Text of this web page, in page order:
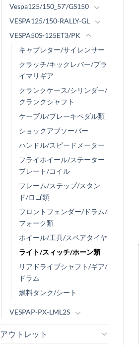
Vespa125/150_57'/GS150
VESPA125/150-RALLY-GL
VESPA50S-125ET3/PK
キャブレター/サイレンサー
クラッチ/キックレバー/プラ
イマリギア
クランクケース/シリンダー/
クランクシャフト
ケーブル/ブレーキペダル類
ショックアブソーバー
ハンドル/スピードメーター
フライホイール/ステーター
プレート/コイル
フレーム/ステップ/スタン
ド/ロゴ類
フロントフェンダー/ドラム/
フォーク類
ホイール/工具/スペアタイヤ
ライト/スィッチ/ホーン類
リアドライブシャフト/ギア/
ドラム
燃料タンク/シート
VESPAP-PX-LML2S
アウトレット